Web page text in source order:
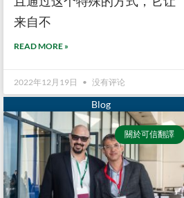
来自不
READ MORE »
2022年12月19日 没有评论
關於可信翻譯